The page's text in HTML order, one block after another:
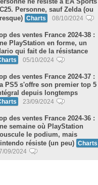
Personne, sauf Zelda (ou
Charts 08/10/2024
des ventes France 2024-38 :
PlayStation en forme, un
qui fait de la résistance
05/10/2024
des ventes France 2024-37 :
PS5 s'offre son premier top 5
depuis longtemps
23/09/2024
des ventes France 2024-36 :
semaine où PlayStation
le podium, mais
résiste (un peu) Charts
09/2024